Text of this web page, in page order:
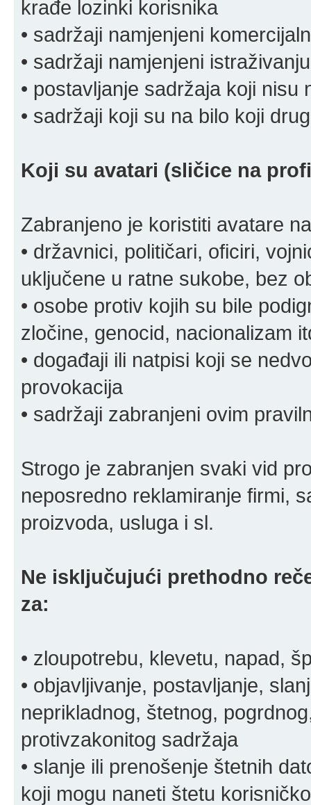
krađe lozinki korisnika
• sadržaji namjenjeni
• sadržaji namjenjeni
• postavljanje sadržaja koji
• sadržaji koji su na bilo koji
Koji su avatari (sličice na
Zabranjeno je koristiti avatare
• državnici, političari, oficiri,
uključene u ratne sukobe, bez
• osobe protiv kojih su bile
zločine, genocid, nacionalizam
• događaji ili natpisi koji se
provokacija
• sadržaji zabranjeni ovim
Strogo je zabranjen svaki vid
neposredno reklamiranje firmi,
proizvoda, usluga i sl.
Ne isključujući prethodno
za:
• zloupotrebu, klevetu, napad,
• objavljivanje, postavljanje,
neprikladnog, štetnog,
protivzakonitog sadržaja
• slanje ili prenošenje štetnih
koji mogu naneti štetu